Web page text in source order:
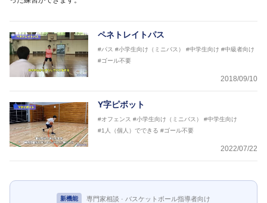
ペネトレイトパス
#パス #小学生向け（ミニバス） #中学生向け #中級者向け
#ゴール不要
2018/09/10
Y字ピボット
#オフェンス #小学生向け（ミニバス）
#中学生向け
#1人（個人）でできる #ゴール不要
2022/07/22
新機能 専門家相談 · バスケットボール指導者向け